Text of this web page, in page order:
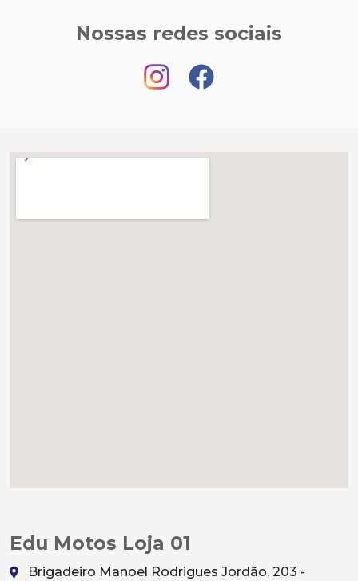
Nossas redes sociais
Edu Motos Loja 01
Brigadeiro Manoel Rodrigues Jordão, 203 -